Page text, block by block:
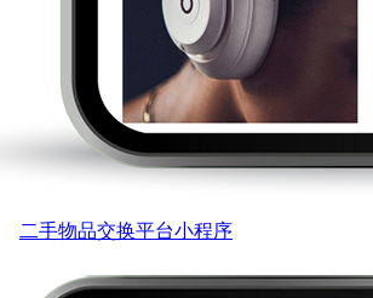
二手物品交换平台小程序